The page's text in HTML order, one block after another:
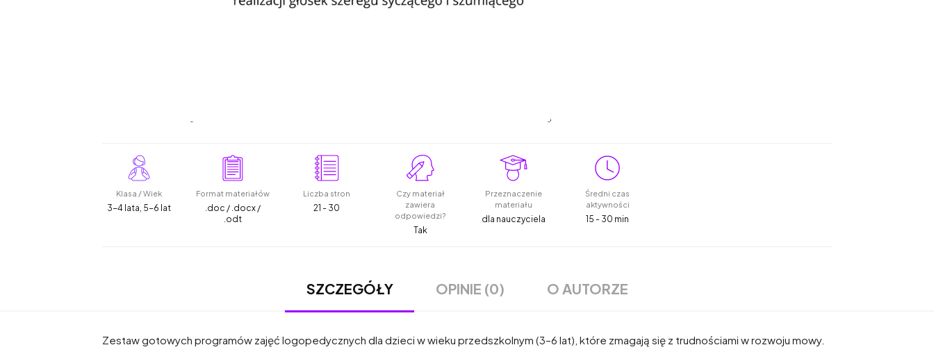
Klasa / Wiek
3-4 lata, 5-6 lat
Format materiałów
.doc / .docx /
.odt
Liczba stron
21 - 30
Czy materiał
zawiera
odpowiedzi?
Tak
Przeznaczenie
materiału
dla nauczyciela
Średni czas
aktywności
15 - 30 min
SZCZEGÓŁY OPINIE (0) O AUTORZE
Zestaw gotowych programów zajęć logopedycznych dla dzieci w wieku przedszkolnym (3–6 lat), które zmagają się z trudnościami w rozwoju mowy.